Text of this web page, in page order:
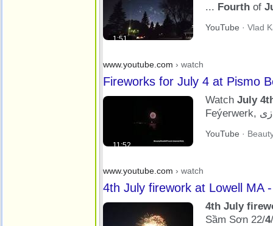
1:51
... Fourth of
YouTube · Vlad
Fireworks for July 4 at Pismo
www.youtube.com › watch
11:52
Watch July
YouTube ·
4th July firework at Lowell MA
www.youtube.com › watch
4th July
Sầm Sơn 22/4